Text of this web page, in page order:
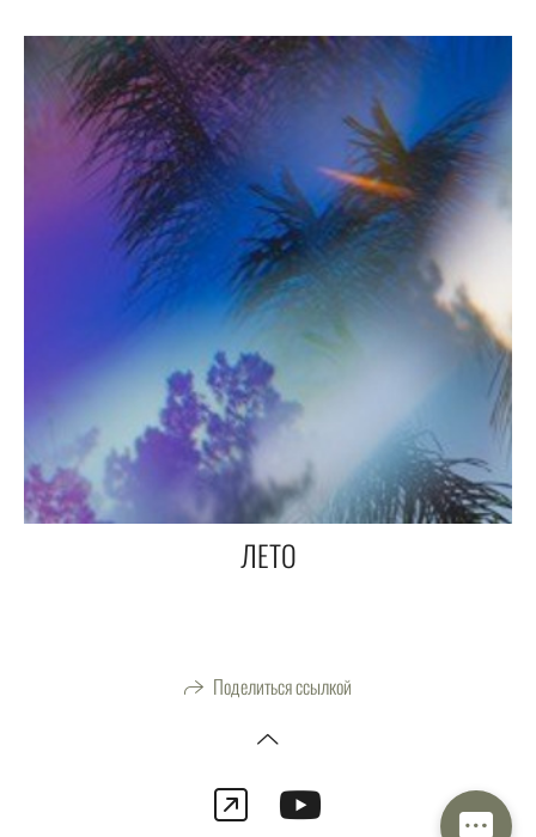
ЛЕТО
Поделиться ссылкой